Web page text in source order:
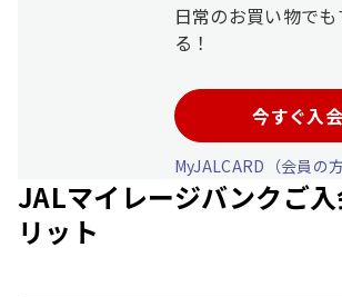
日常のお買い物で
る！
今すぐ入
MyJALCARD（会員の方
JALマイレージバンクご
リット